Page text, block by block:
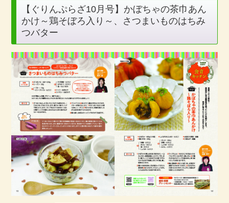
【ぐりんぷらざ10月号】かぼちゃの茶巾あん
かけ～鶏そぼろ入り～、さつまいものはちみ
つバター